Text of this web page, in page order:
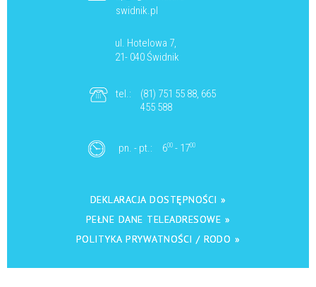
swidnik.pl
ul. Hotelowa 7,
21- 040 Świdnik
tel.:
(81) 751 55 88, 665
455 588
pn. - pt.: 600 - 1700
DEKLARACJA DOSTĘPNOŚCI »
PEŁNE DANE TELEADRESOWE »
POLITYKA PRYWATNOŚCI / RODO »